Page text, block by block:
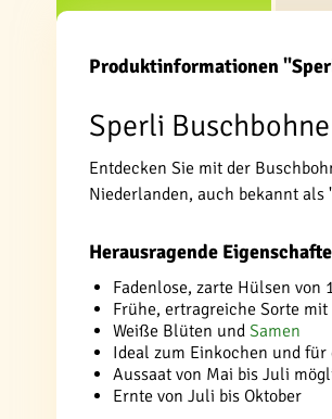
Produktinformationen
Sperli
Entdecken Sie mit der
Niederlanden, auch bekannt
Herausragende
Fadenlose, zarte Hülsen von
Frühe, ertragreiche Sorte
Weiße Blüten und Samen
Ideal zum Einkochen und für
Aussaat von Mai bis Juli
Ernte von Juli bis Oktober